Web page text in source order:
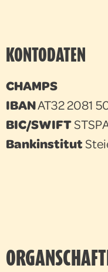
KONTODATEN
CHAMPS
IBANAT32 2081
BIC/SWIFT
Bankinstitut